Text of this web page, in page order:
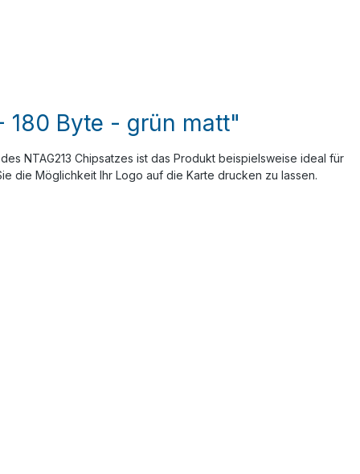
180 Byte - grün matt"
NTAG213 Chipsatzes ist das Produkt beispielsweise ideal für
die Möglichkeit Ihr Logo auf die Karte drucken zu lassen.